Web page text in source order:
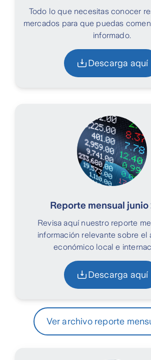
Todo lo que necesitas conocer
mercados para que puedas
informado.
Descarga aquí
Reporte mensual
Revisa aquí nuestro reporte
información relevante sobre el
económico local e
Descarga aquí
Ver archivo reporte